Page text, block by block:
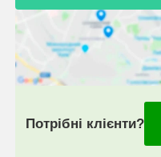
Потрібні клієнти?